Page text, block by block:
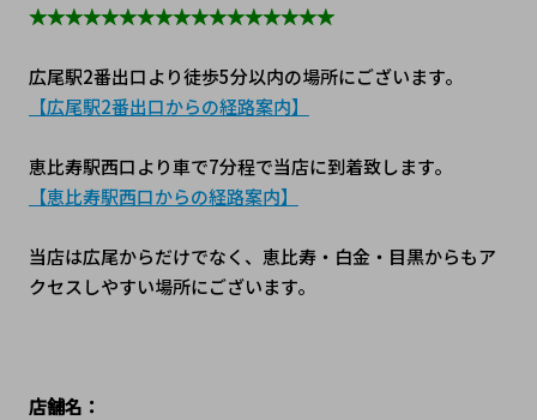
★★★★★★★★★★★★★★★★★
広尾駅2番出口より徒歩5分以内の場所にございます。
【広尾駅2番出口からの経路案内】
恵比寿駅西口より車で7分程で当店に到着致します。
【恵比寿駅西口からの経路案内】
当店は広尾からだけでなく、恵比寿・白金・目黒からもア
クセスしやすい場所にございます。
店舗名：